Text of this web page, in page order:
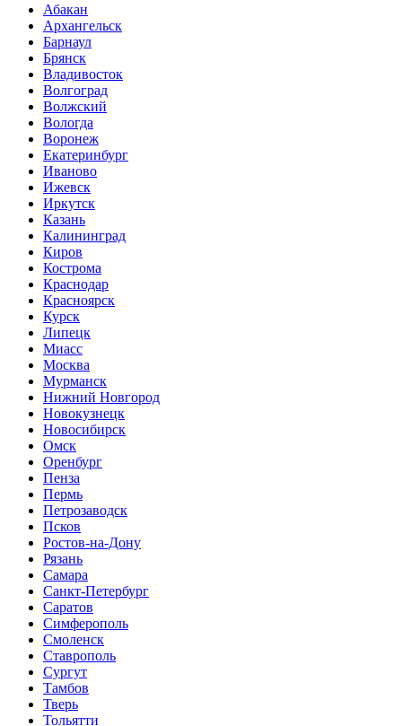
Абакан
Архангельск
Барнаул
Брянск
Владивосток
Волгоград
Волжский
Вологда
Воронеж
Екатеринбург
Иваново
Ижевск
Иркутск
Казань
Калининград
Киров
Кострома
Краснодар
Красноярск
Курск
Липецк
Миасс
Москва
Мурманск
Нижний Новгород
Новокузнецк
Новосибирск
Омск
Оренбург
Пенза
Пермь
Петрозаводск
Псков
Ростов-на-Дону
Рязань
Самара
Санкт-Петербург
Саратов
Симферополь
Смоленск
Ставрополь
Сургут
Тамбов
Тверь
Тольятти